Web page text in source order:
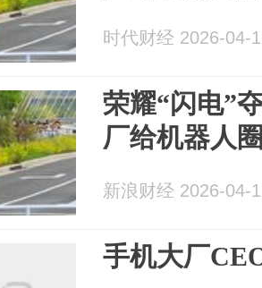
时代财经 2026-04-
荣耀“闪电”
厂给机器人
新浪财经 2026-04-
手机大厂